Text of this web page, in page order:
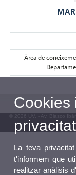
Àrea de
© 2026 UV. - Av. Blasco
Cookies
privacitat
La teva
t'informem que
realitzar anàlisis